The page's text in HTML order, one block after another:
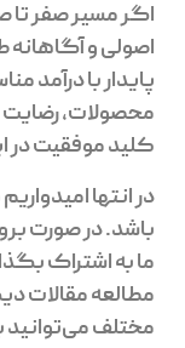
اگر مسیر صفر تا
اصولی و
پایدار با درآمد
محصولات، رضایت
کلید موفقیت در
در انتها
باشد. در صورت
ما به اشتراک
مطالعه مقالات
مختلف